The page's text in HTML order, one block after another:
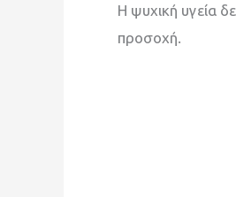
Η ψυχική υγεία
προσοχή.